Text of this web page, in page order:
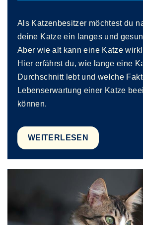
Als Katzenbesitzer möchtest du
deine Katze ein langes und
Aber wie alt kann eine Katze
Hier erfährst du, wie lange eine
Durchschnitt lebt und welche
Lebenserwartung einer Katze
können.
WEITERLESEN